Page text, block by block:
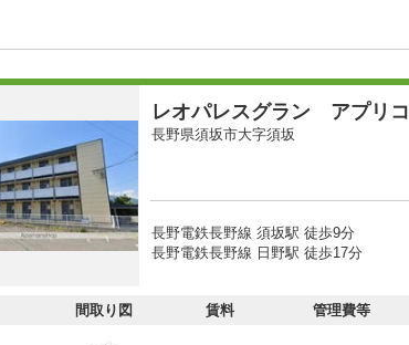
レオパレスグラン アプリコ
長野県須坂市大字須坂
長野電鉄長野線 須坂駅 徒歩9分
長野電鉄長野線 日野駅 徒歩17分
間取り図 賃料 管理費等